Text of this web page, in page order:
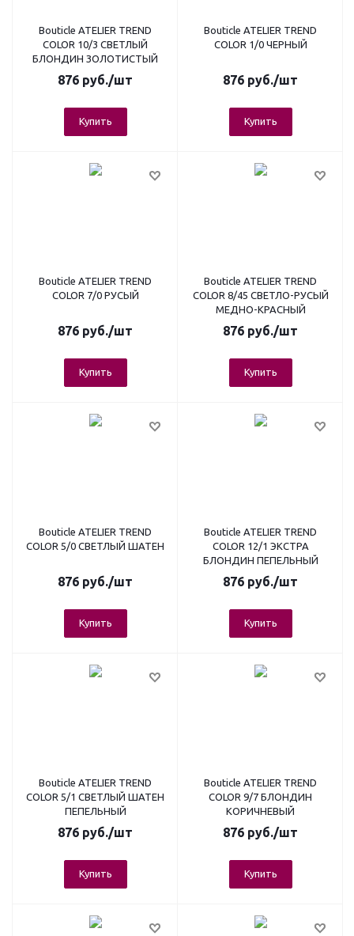
Bouticle ATELIER TREND
COLOR 10/3 СВЕТЛЫЙ
БЛОНДИН ЗОЛОТИСТЫЙ
876 руб./шт
Купить
Bouticle ATELIER TREND
COLOR 1/0 ЧЕРНЫЙ
876 руб./шт
Купить
Bouticle ATELIER TREND
COLOR 7/0 РУСЫЙ
876 руб./шт
Купить
Bouticle ATELIER TREND
COLOR 8/45 СВЕТЛО-РУСЫЙ
МЕДНО-КРАСНЫЙ
876 руб./шт
Купить
Bouticle ATELIER TREND
COLOR 5/0 СВЕТЛЫЙ ШАТЕН
876 руб./шт
Купить
Bouticle ATELIER TREND
COLOR 12/1 ЭКСТРА
БЛОНДИН ПЕПЕЛЬНЫЙ
876 руб./шт
Купить
Bouticle ATELIER TREND
COLOR 5/1 СВЕТЛЫЙ ШАТЕН
ПЕПЕЛЬНЫЙ
876 руб./шт
Купить
Bouticle ATELIER TREND
COLOR 9/7 БЛОНДИН
КОРИЧНЕВЫЙ
876 руб./шт
Купить